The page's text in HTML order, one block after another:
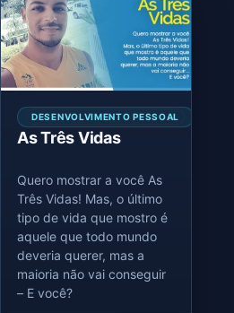
DESENVOLVIMENTO PESSOAL
As Três Vidas
Quero mostrar a você As
Três Vidas! Mas, o último
tipo de vida que mostro é
aquele que todo mundo
deveria querer, mas a
maioria não vai conseguir
– E você?